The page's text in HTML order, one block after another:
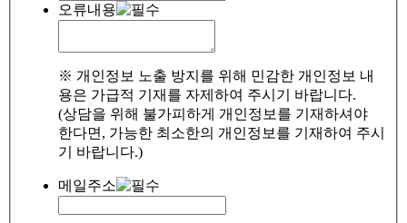
오류내용
※ 개인정보 노출 방지를 위해 민감한 개인정보 내
용은 가급적 기재를 자제하여 주시기 바랍니다.
(상담을 위해 불가피하게 개인정보를 기재하셔야
한다면, 가능한 최소한의 개인정보를 기재하여 주시
기 바랍니다.)
메일주소